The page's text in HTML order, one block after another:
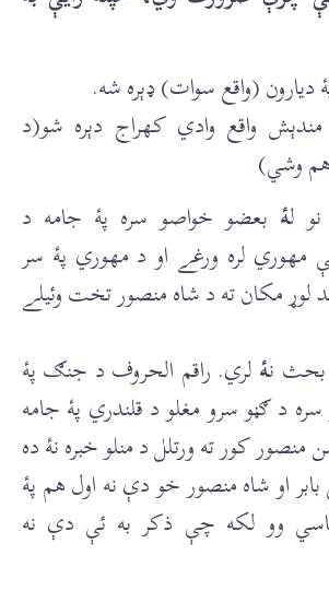
ديارون (واقع سوات) ډېره شه.
مندېش واقع وادي کهراج دېره شو(د
وشي)
لۀبعضو خواصو سره پۀ جامه د
مهوري لره ورغے او د مهوري پۀ سر
لوړ مکان ته د شاه منصور تخت وئيلے
بحث نۀلري. راقم الحروف د جنګ پۀ
د ګڼو سرو مغلو د قلندري پۀ جامه
کور ته ورتلل د منلو خبره نۀ ده
او شاه منصور خو دې نه اول هم پۀ
وو لکه چې ذکر به ئې دې نه